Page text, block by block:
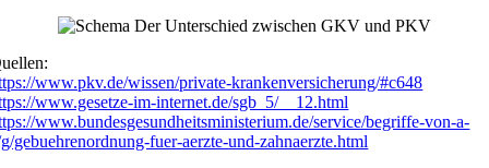
www.pkv.de/wissen/private-krankenversicherung/#c648
www.gesetze-im-internet.de/sgb_5/__12.html
www.bundesgesundheitsministerium.de/service/begriffe-von-a-
gebuehrenordnung-fuer-aerzte-und-zahnaerzte.html